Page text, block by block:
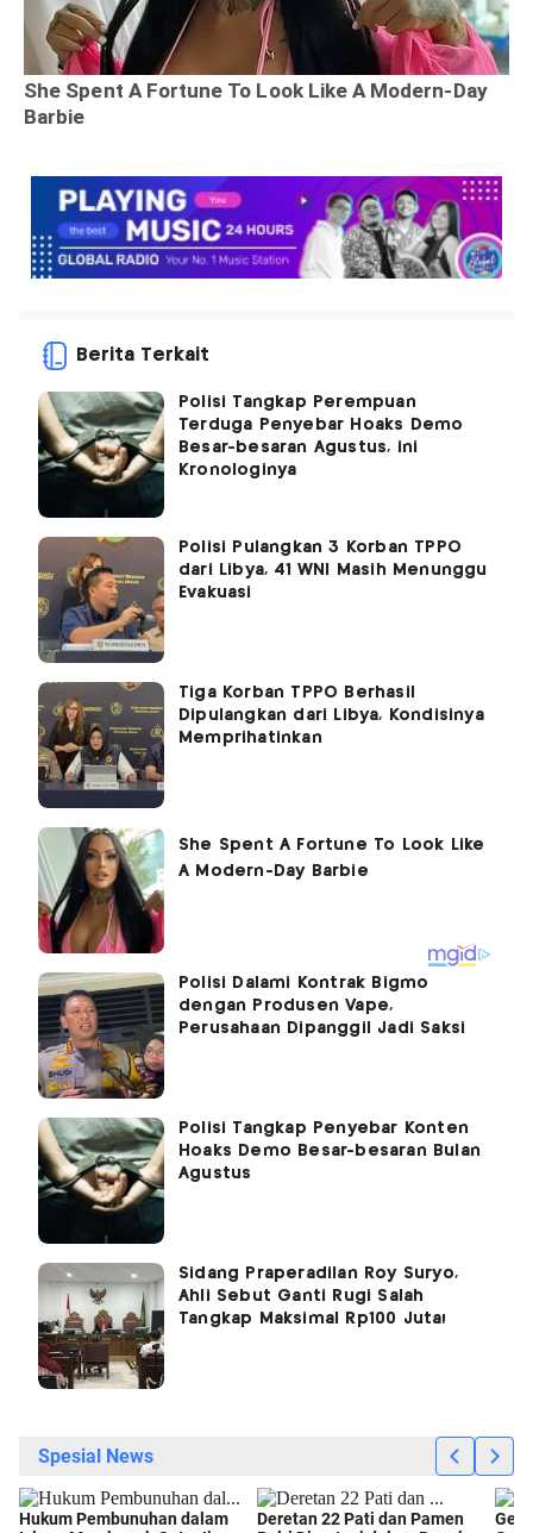
Berita Terkait
Polisi Tangkap Perempuan
Terduga Penyebar Hoaks Demo
Besar-besaran Agustus, ini
Kronologinya
Polisi Pulangkan 3 Korban TPPO
dari Libya, 41 WNI Masih Menunggu
Evakuasi
Tiga Korban TPPO Berhasil
Dipulangkan dari Libya, Kondisinya
Memprihatinkan
Polisi Dalami Kontrak Bigmo
dengan Produsen Vape,
Perusahaan Dipanggil Jadi Saksi
Polisi Tangkap Penyebar Konten
Hoaks Demo Besar-besaran Bulan
Agustus
Sidang Praperadilan Roy Suryo,
Ahli Sebut Ganti Rugi Salah
Tangkap Maksimal Rp100 Juta!